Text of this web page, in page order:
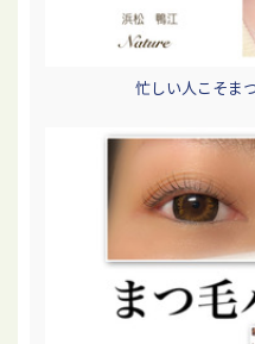
忙しい人こそま